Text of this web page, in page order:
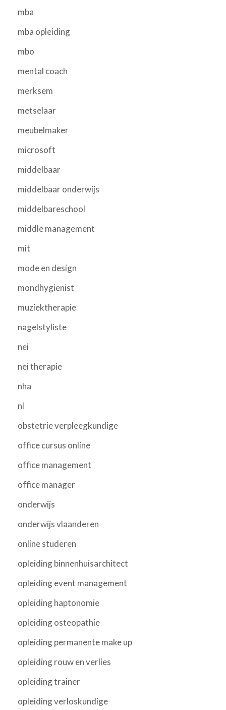
mba
mba opleiding
mbo
mental coach
merksem
metselaar
meubelmaker
microsoft
middelbaar
middelbaar onderwijs
middelbareschool
middle management
mit
mode en design
mondhygienist
muziektherapie
nagelstyliste
nei
nei therapie
nha
nl
obstetrie verpleegkundige
office cursus online
office management
office manager
onderwijs
onderwijs vlaanderen
online studeren
opleiding binnenhuisarchitect
opleiding event management
opleiding haptonomie
opleiding osteopathie
opleiding permanente make up
opleiding rouw en verlies
opleiding trainer
opleiding verloskundige